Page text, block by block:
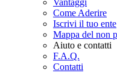
Vantaggi
Come Aderire
Iscrivi il tuo ente
Mappa del non
Aiuto e contatti
F.A.Q.
Contatti